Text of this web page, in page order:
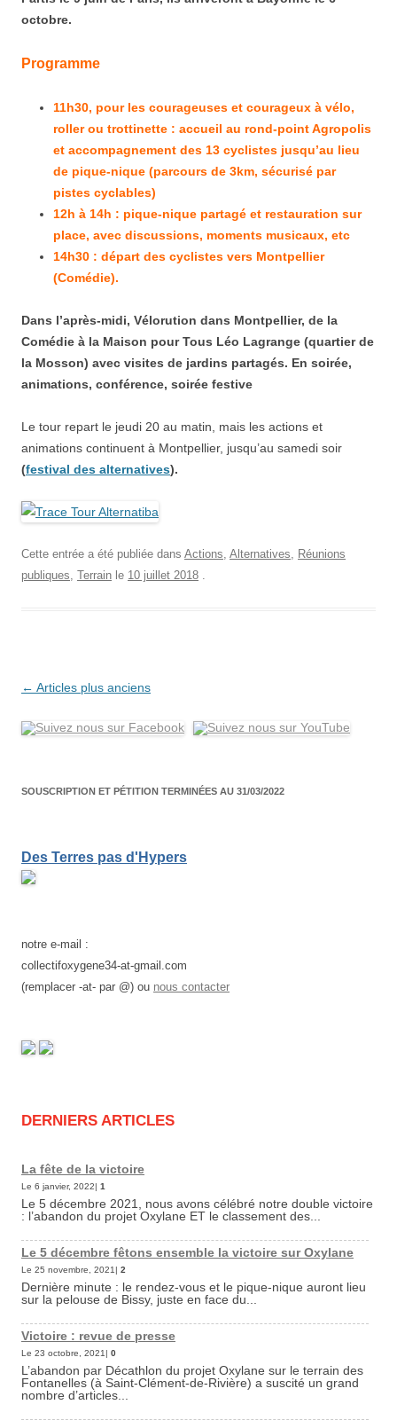
octobre.
Programme
11h30, pour les courageuses et courageux à vélo,
roller ou trottinette : accueil au rond-point Agropolis
et accompagnement des 13 cyclistes jusqu’au lieu
de pique-nique (parcours de 3km, sécurisé par
pistes cyclables)
12h à 14h : pique-nique partagé et restauration sur
place, avec discussions, moments musicaux, etc
14h30 : départ des cyclistes vers Montpellier
(Comédie).
Dans l’après-midi, Vélorution dans Montpellier, de la
Comédie à la Maison pour Tous Léo Lagrange (quartier de
la Mosson) avec visites de jardins partagés. En soirée,
animations, conférence, soirée festive
Le tour repart le jeudi 20 au matin, mais les actions et
animations continuent à Montpellier, jusqu’au samedi soir
(festival des alternatives).
Cette entrée a été publiée dans Actions, Alternatives, Réunions
publiques, Terrain le 10 juillet 2018 .
Navigation
articles
← Articles plus anciens
SOUSCRIPTION ET PÉTITION TERMINÉES AU 31/03/2022
Des Terres pas d'Hypers
notre e-mail :
collectifoxygene34-at-gmail.com
(remplacer -at- par @) ou nous contacter
DERNIERS ARTICLES
La fête de la victoire
Le 6 janvier, 2022| 1
Le 5 décembre 2021, nous avons célébré notre double victoire
: l’abandon du projet Oxylane ET le classement des...
Le 5 décembre fêtons ensemble la victoire sur Oxylane
Le 25 novembre, 2021| 2
Dernière minute : le rendez-vous et le pique-nique auront lieu
sur la pelouse de Bissy, juste en face du...
Victoire : revue de presse
Le 23 octobre, 2021| 0
L’abandon par Décathlon du projet Oxylane sur le terrain des
Fontanelles (à Saint-Clément-de-Rivière) a suscité un grand
nombre d’articles...